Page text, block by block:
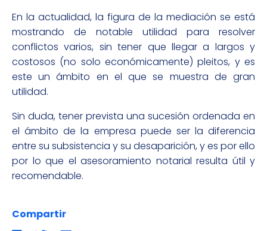
En la actualidad, la figura de la mediación se está
mostrando de notable utilidad para resolver
conflictos varios, sin tener que llegar a largos y
costosos (no solo económicamente) pleitos, y es
este un ámbito en el que se muestra de gran
utilidad.
Sin duda, tener prevista una sucesión ordenada en
el ámbito de la empresa puede ser la diferencia
entre su subsistencia y su desaparición, y es por ello
por lo que el asesoramiento notarial resulta útil y
recomendable.
Compartir